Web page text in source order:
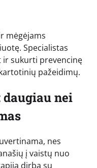
mėgėjams
Specialistas
ir sukurti prevencinę
pažeidimų.
nei
nes
į vaistų nuo
dirba su